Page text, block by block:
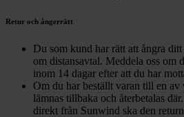
Retur och ångerrätt
Du som kund har rätt att ångra
om distansavtal. Meddela oss om
inom 14 dagar efter att du har
Om du har beställt varan till en av
lämnas tillbaka och återbetalas
direkt från Sunwind ska den